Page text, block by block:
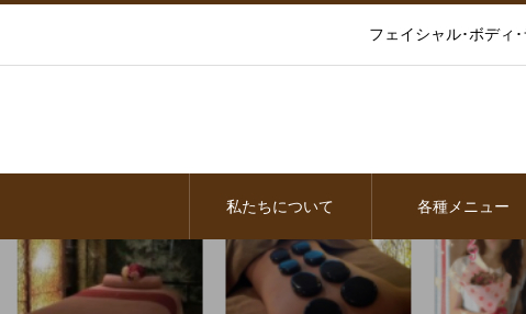
フェイシャル･ボディ
私たちについて 各種メニュー